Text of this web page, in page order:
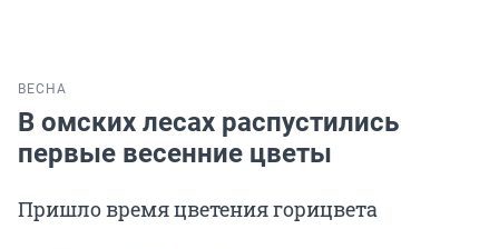
ВЕСНА
В омских лесах распустились
первые весенние цветы
Пришло время цветения горицвета